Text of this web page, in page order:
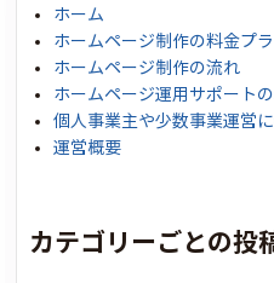
ホーム
ホームページ制作の料金プ
ホームページ制作の流れ
ホームページ運用サポート
個人事業主や少数事業運営
運営概要
カテゴリーごとの投